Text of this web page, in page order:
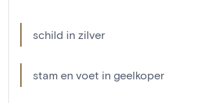
schild in zilver
stam en voet in geelkoper